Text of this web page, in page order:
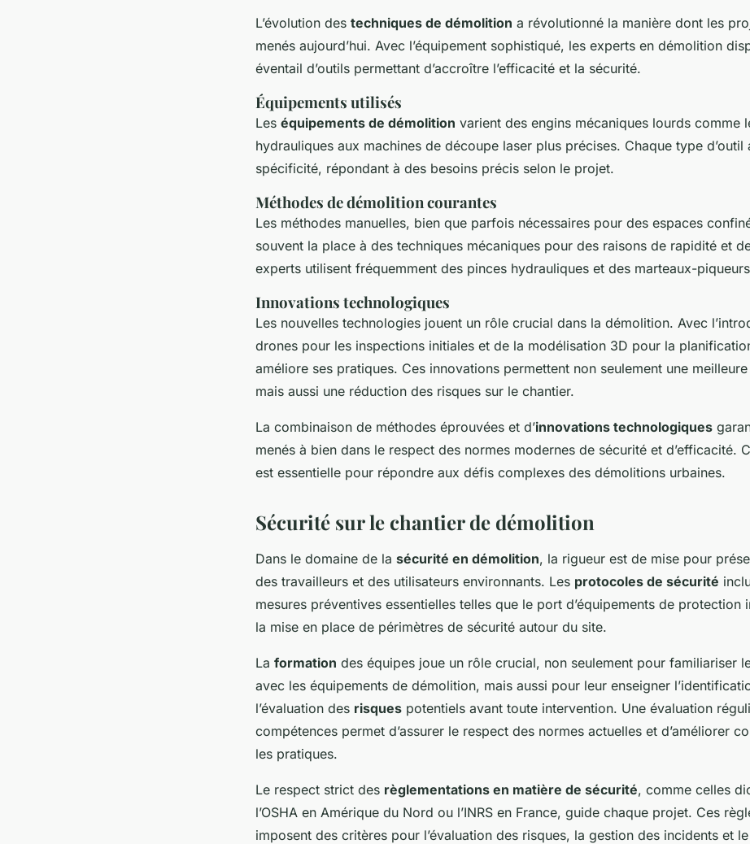
L’évolution des techniques de démolition a révolutionné la manière dont les
menés aujourd’hui. Avec l’équipement sophistiqué, les experts en démolition
éventail d’outils permettant d’accroître l’efficacité et la sécurité.
Équipements utilisés
Les équipements de démolition varient des engins mécaniques lourds comme
hydrauliques aux machines de découpe laser plus précises. Chaque type d’outil
spécificité, répondant à des besoins précis selon le projet.
Méthodes de démolition courantes
Les méthodes manuelles, bien que parfois nécessaires pour des espaces
souvent la place à des techniques mécaniques pour des raisons de rapidité et
experts utilisent fréquemment des pinces hydrauliques et des marteaux-
Innovations technologiques
Les nouvelles technologies jouent un rôle crucial dans la démolition. Avec
drones pour les inspections initiales et de la modélisation 3D pour la
améliore ses pratiques. Ces innovations permettent non seulement une
mais aussi une réduction des risques sur le chantier.
La combinaison de méthodes éprouvées et d’innovations technologiques
menés à bien dans le respect des normes modernes de sécurité et d’efficacité.
est essentielle pour répondre aux défis complexes des démolitions urbaines.
Sécurité sur le chantier de démolition
Dans le domaine de la sécurité en démolition, la rigueur est de mise pour
des travailleurs et des utilisateurs environnants. Les protocoles de sécurité
mesures préventives essentielles telles que le port d’équipements de protection
la mise en place de périmètres de sécurité autour du site.
La formation des équipes joue un rôle crucial, non seulement pour familiariser
avec les équipements de démolition, mais aussi pour leur enseigner
l’évaluation des risques potentiels avant toute intervention. Une évaluation
compétences permet d’assurer le respect des normes actuelles et d’améliorer
les pratiques.
Le respect strict des règlementations en matière de sécurité, comme celles
l’OSHA en Amérique du Nord ou l’INRS en France, guide chaque projet. Ces
imposent des critères pour l’évaluation des risques, la gestion des incidents et